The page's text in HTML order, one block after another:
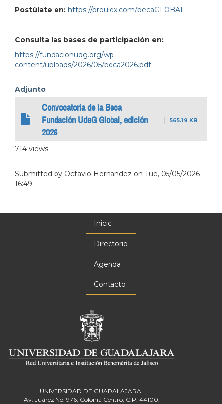
Postúlate en: https://proulex.com/becaGLOBAL
Consulta las bases de participación en:
https://fundacionudg.org/wp-
content/uploads/2026/05/beca2026.pdf
Adjunto
Convocatoria de la Beca
Fundación UdeG Global, edición
2026
565.19 KB
714 views
Submitted by Octavio Hernandez on Tue, 05/05/2026 -
16:49
Inicio
Directorio
Agenda
Contacto
UNIVERSIDAD DE GUADALAJARA
Av. Juárez No. 976, Colonia Centro, C.P. 44100,